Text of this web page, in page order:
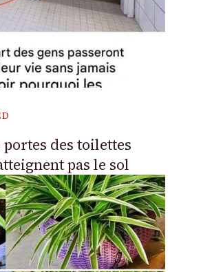
des toilettes
pas le sol